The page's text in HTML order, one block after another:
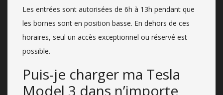
Les entrées sont autorisées de 6h à 13h pendant que
les bornes sont en position basse. En dehors de ces
horaires, seul un accès exceptionnel ou réservé est
possible.
Puis-je charger ma Tesla
Model 3 dans n’importe